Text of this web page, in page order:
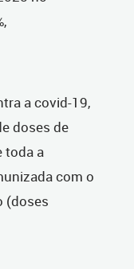
a covid-19,
doses de
toda a
com o
(doses